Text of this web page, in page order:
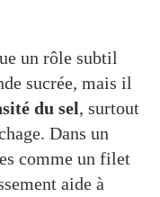
un rôle subtil
sucrée, mais il
du sel, surtout
Dans un
comme un filet
aide à